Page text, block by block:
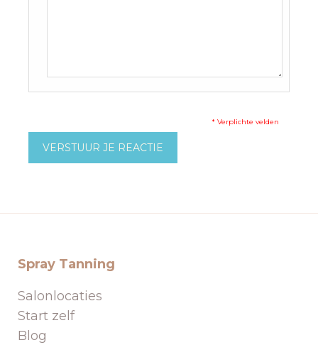
* Verplichte velden
VERSTUUR JE REACTIE
Spray Tanning
Salonlocaties
Start zelf
Blog